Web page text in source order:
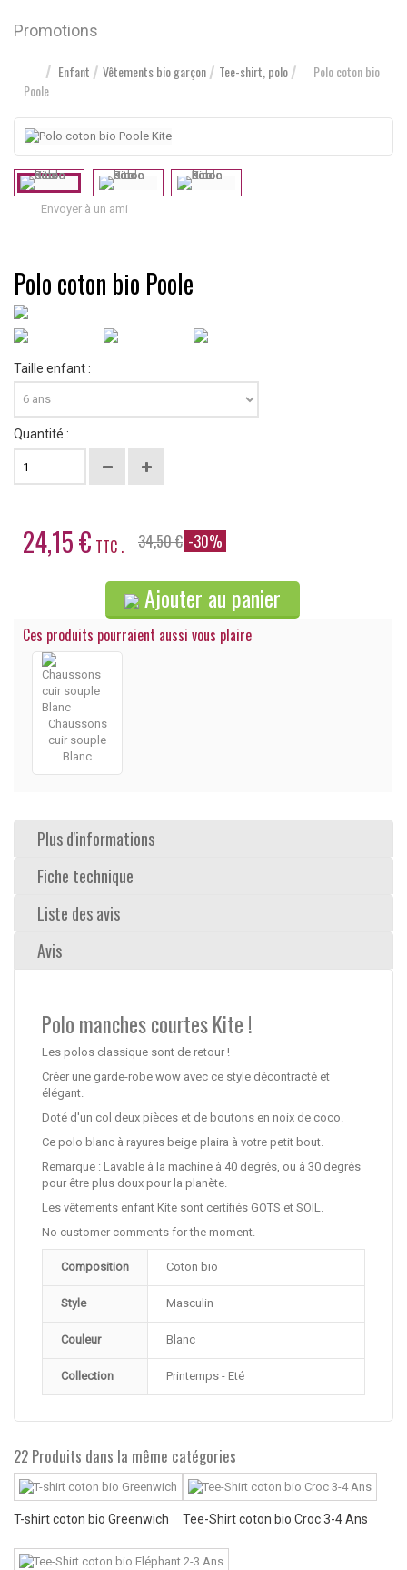
Promotions
Enfant Vêtements bio garçon Tee-shirt, polo
Polo coton bio
Poole
Envoyer à un ami
Polo coton bio Poole
Taille enfant :
Quantité :
24,15 € TTC . 34,50 € -30%
Ajouter au panier
Ces produits pourraient aussi vous plaire
Chaussons
cuir souple
Blanc
Plus d'informations
Fiche technique
Liste des avis
Avis
Polo manches courtes Kite !
Les polos classique sont de retour !
Créer une garde-robe wow avec ce style décontracté et
élégant.
Doté d'un col deux pièces et de boutons en noix de coco.
Ce polo blanc à rayures beige plaira à votre petit bout.
Remarque : Lavable à la machine à 40 degrés, ou à 30 degrés
pour être plus doux pour la planète.
Les vêtements enfant Kite sont certifiés GOTS et SOIL.
No customer comments for the moment.
Composition Coton bio
Style Masculin
Couleur Blanc
Collection Printemps - Eté
22 Produits dans la même catégories
T-shirt coton bio Greenwich Tee-Shirt coton bio Croc 3-4 Ans